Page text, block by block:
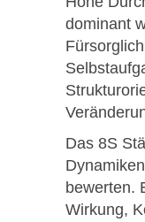
dominant
Das 8S
bewerten.
Wirkung,